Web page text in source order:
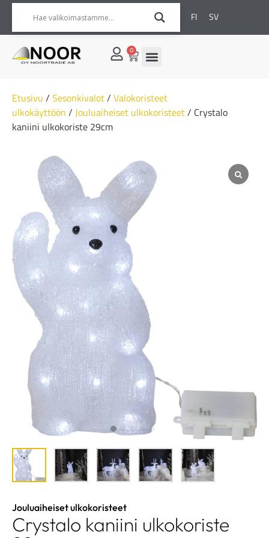
FI SV
0
Etusivu / Sesonkivalot/ Valokoristeet
ulkokäyttöön / Jouluaiheiset ulkokoristeet/ Crystalo
kaniini ulkokoriste 29cm
Jouluaiheiset ulkokoristeet
Crystalo kaniini ulkokoriste